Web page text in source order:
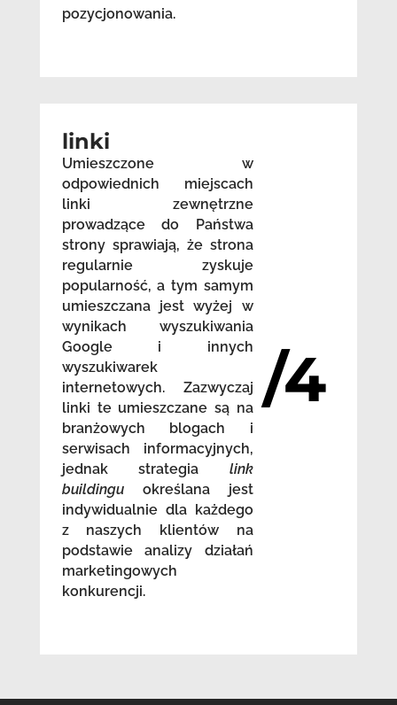
pozycjonowania.
linki
Umieszczone w
odpowiednich miejscach
linki zewnętrzne
prowadzące do Państwa
strony sprawiają, że strona
regularnie zyskuje
popularność, a tym samym
umieszczana jest wyżej w
wynikach wyszukiwania
Google i innych
wyszukiwarek
internetowych. Zazwyczaj
linki te umieszczane są na
branżowych blogach i
serwisach informacyjnych,
jednak strategia link
buildingu określana jest
indywidualnie dla każdego
z naszych klientów na
podstawie analizy działań
marketingowych
konkurencji.
/4